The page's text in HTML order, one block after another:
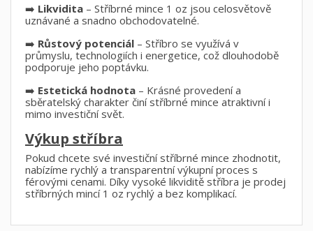
➡️ Likvidita – Stříbrné mince 1 oz jsou celosvětově
uznávané a snadno obchodovatelné.
➡️ Růstový potenciál – Stříbro se využívá v
průmyslu, technologiích i energetice, což dlouhodobě
podporuje jeho poptávku.
➡️ Estetická hodnota – Krásné provedení a
sběratelský charakter činí stříbrné mince atraktivní i
mimo investiční svět.
Výkup stříbra
Pokud chcete své investiční stříbrné mince zhodnotit,
nabízíme rychlý a transparentní výkupní proces s
férovými cenami. Díky vysoké likviditě stříbra je prodej
stříbrných mincí 1 oz rychlý a bez komplikací.